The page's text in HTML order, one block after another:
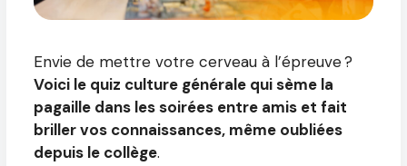
Envie de mettre votre cerveau à l’épreuve ?
Voici le quiz culture générale qui sème la
pagaille dans les soirées entre amis et fait
briller vos connaissances, même oubliées
depuis le collège.